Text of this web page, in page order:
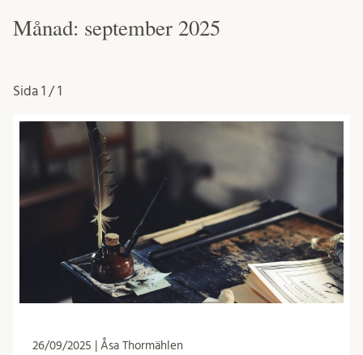
Månad: september 2025
Sida 1 / 1
26/09/2025 | Åsa Thormählen